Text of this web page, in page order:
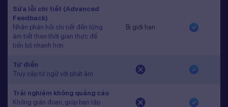
Sửa lỗi chi tiết (Advanced
Feedback)
Nhận phản hồi chi tiết đến từng
âm tiết theo thời gian thực để
tiến bộ nhanh hơn.
Bị giới hạn
Từ điển
Truy cập từ ngữ với phát âm
Trải nghiệm không quảng cáo
Không gián đoạn, giúp bạn tập